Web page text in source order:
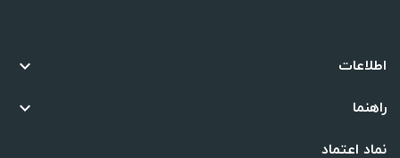
اطلاعات 
راهنما 
نماد اعتماد